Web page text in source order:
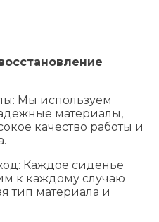
Мы используем
материалы,
качество работы и
Каждое сиденье
к каждому случаю
тип материала и